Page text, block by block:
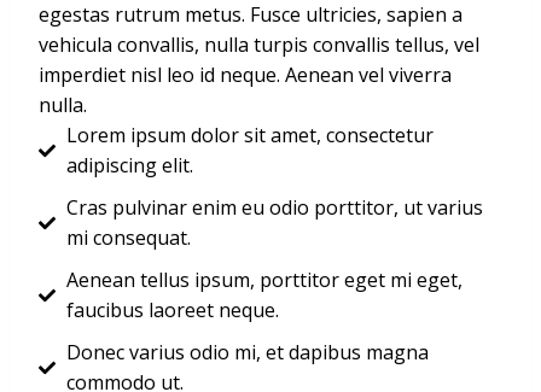
egestas rutrum metus. Fusce ultricies, sapien a
vehicula convallis, nulla turpis convallis tellus, vel
imperdiet nisl leo id neque. Aenean vel viverra
nulla.
Lorem ipsum dolor sit amet, consectetur
adipiscing elit.
Cras pulvinar enim eu odio porttitor, ut varius
mi consequat.
Aenean tellus ipsum, porttitor eget mi eget,
faucibus laoreet neque.
Donec varius odio mi, et dapibus magna
commodo ut.